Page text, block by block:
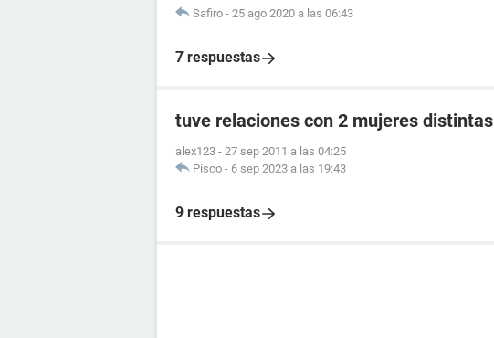
Safiro - 25 ago 2020 a las 06:43
7 respuestas
tuve relaciones con 2 mujeres distintas
alex123 - 27 sep 2011 a las 04:25
Pisco - 6 sep 2023 a las 19:43
9 respuestas